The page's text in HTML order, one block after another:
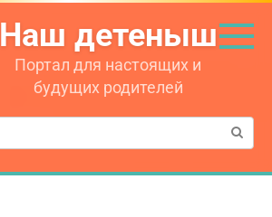
Наш детеныш
Портал для настоящих и
будущих родителей